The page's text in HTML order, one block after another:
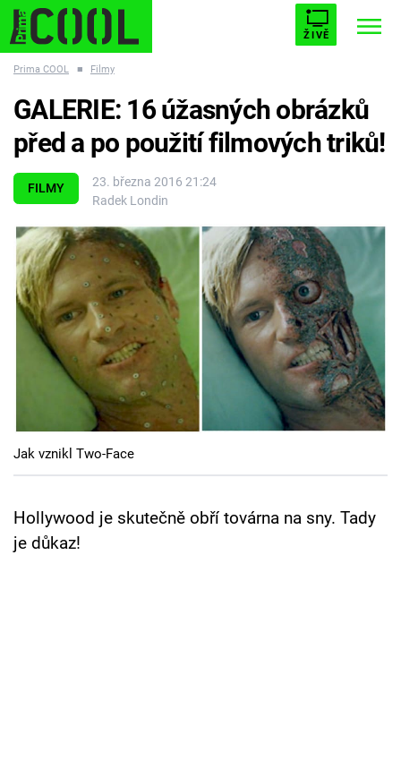
ŽIVĚ
ESCAPE PLNEJ KOTEL AVENGERS 5
Témata
Filmy
Seriály
Cool Esport
Pořady
TV Program
Sledujte prima+
Prima COOL ■ Filmy
FILMY
23. března 2016 21:24
Radek Londin
GALERIE: 16 úžasných obrázků
před a po použití filmových triků!
Jak vznikl Two-Face
Hollywood je skutečně obří továrna na sny. Tady
je důkaz!